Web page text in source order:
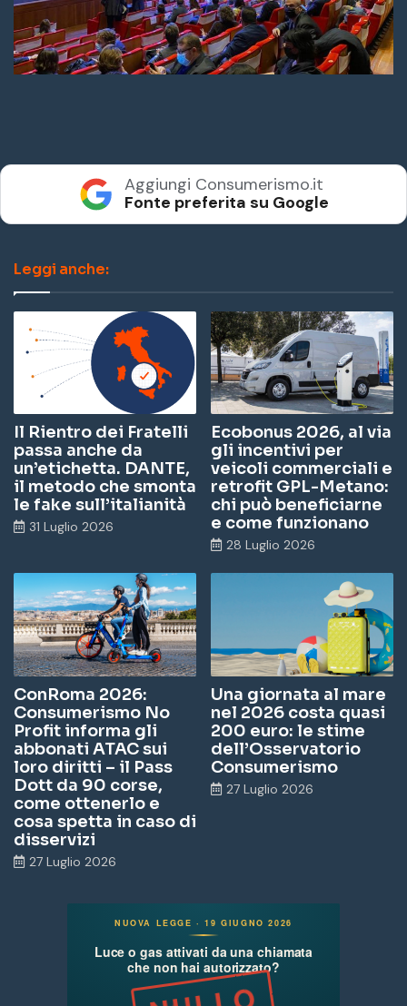
Aggiungi Consumerismo.it
Fonte preferita su Google
Leggi anche:
Il Rientro dei Fratelli
passa anche da
un’etichetta. DANTE,
il metodo che smonta
le fake sull’italianità
31 Luglio 2026
Ecobonus 2026, al via
gli incentivi per
veicoli commerciali e
retrofit GPL-Metano:
chi può beneficiarne
e come funzionano
28 Luglio 2026
ConRoma 2026:
Consumerismo No
Profit informa gli
abbonati ATAC sui
loro diritti – il Pass
Dott da 90 corse,
come ottenerlo e
cosa spetta in caso di
disservizi
27 Luglio 2026
Una giornata al mare
nel 2026 costa quasi
200 euro: le stime
dell’Osservatorio
Consumerismo
27 Luglio 2026